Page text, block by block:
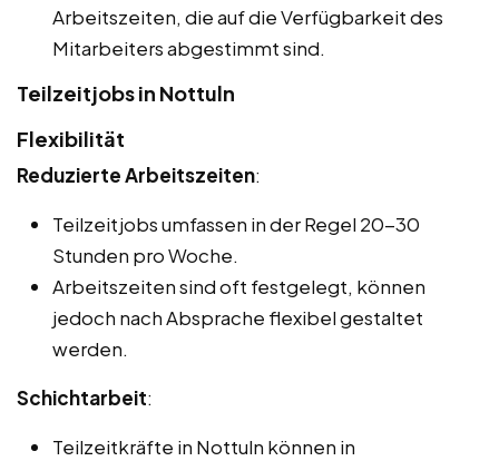
Arbeitszeiten, die auf die Verfügbarkeit des
Mitarbeiters abgestimmt sind.
Teilzeitjobs in Nottuln
Flexibilität
Reduzierte Arbeitszeiten:
Teilzeitjobs umfassen in der Regel 20-30
Stunden pro Woche.
Arbeitszeiten sind oft festgelegt, können
jedoch nach Absprache flexibel gestaltet
werden.
Schichtarbeit:
Teilzeitkräfte in Nottuln können in